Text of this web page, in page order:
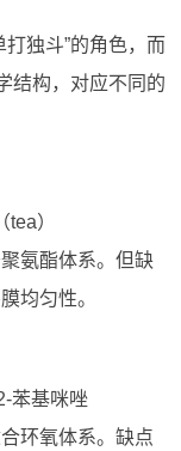
独斗”的角色，而
结构，对应不同的
）
氨酯体系。但缺
均匀性。
苯基咪唑
环氧体系。缺点